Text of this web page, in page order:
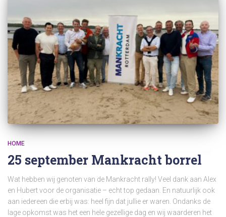
HOME
25 september Mankracht borrel
Wat hebben wij genoten van de Mankracht rally! Veel dank aan Alex
en Hubert voor de organisatie – echt top gedaan. En natuurlijk ook
aan iedereen die erbij was: heel fijn dat jullie er waren. Ondanks de
lage opkomst was het een hele gezellige dag en wij waarderen het